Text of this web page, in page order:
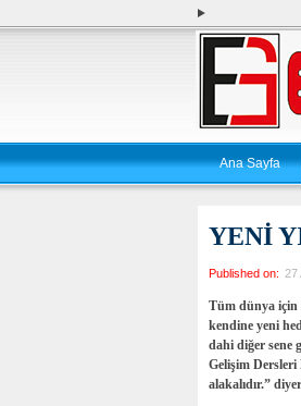
Ana Sayfa
YENİ
Published on: 27
Tüm dünya için
kendine yeni
dahi diğer sene
Gelişim Dersleri
alakalıdır.”